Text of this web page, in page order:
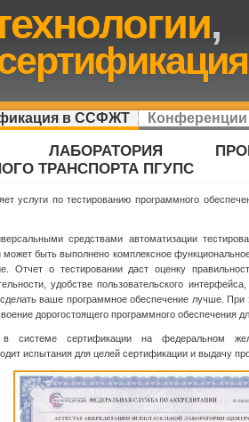
,
в ССФЖТ Конференции
ЛАБОРАТОРИЯ
ТРАНСПОРТА ПГУПС
услуги по тестированию программного
средствами автоматизации
быть выполнено комплексное
Отчет о тестировании даст оценку
удобстве пользовательского
ваше программное обеспечение лучше. При
дорогостоящего программного обеспечения
в системе сертификации на федеральном
испытания для целей сертификации и выдачу